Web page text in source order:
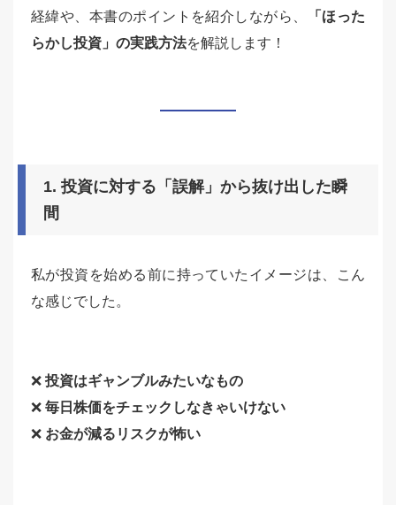
経緯や、本書のポイントを紹介しながら、
「ほった
らかし投資」の実践方法を解説します！
1. 投資に対する「誤解」から抜け出した瞬
間
私が投資を始める前に持っていたイメージは、こん
な感じでした。
❌ 投資はギャンブルみたいなもの
❌ 毎日株価をチェックしなきゃいけない
❌ お金が減るリスクが怖い